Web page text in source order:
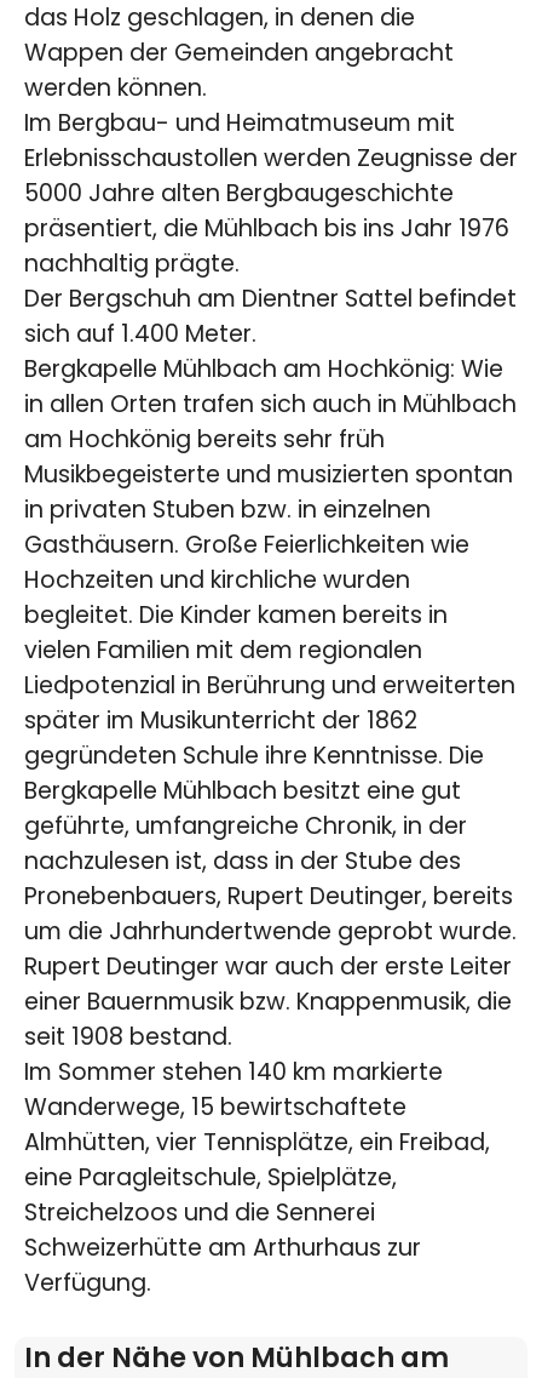
das Holz geschlagen, in denen die
Wappen der Gemeinden angebracht
werden können.
Im Bergbau- und Heimatmuseum mit
Erlebnisschaustollen werden Zeugnisse der
5000 Jahre alten Bergbaugeschichte
präsentiert, die Mühlbach bis ins Jahr 1976
nachhaltig prägte.
Der Bergschuh am Dientner Sattel befindet
sich auf 1.400 Meter.
Bergkapelle Mühlbach am Hochkönig: Wie
in allen Orten trafen sich auch in Mühlbach
am Hochkönig bereits sehr früh
Musikbegeisterte und musizierten spontan
in privaten Stuben bzw. in einzelnen
Gasthäusern. Große Feierlichkeiten wie
Hochzeiten und kirchliche wurden
begleitet. Die Kinder kamen bereits in
vielen Familien mit dem regionalen
Liedpotenzial in Berührung und erweiterten
später im Musikunterricht der 1862
gegründeten Schule ihre Kenntnisse. Die
Bergkapelle Mühlbach besitzt eine gut
geführte, umfangreiche Chronik, in der
nachzulesen ist, dass in der Stube des
Pronebenbauers, Rupert Deutinger, bereits
um die Jahrhundertwende geprobt wurde.
Rupert Deutinger war auch der erste Leiter
einer Bauernmusik bzw. Knappenmusik, die
seit 1908 bestand.
Im Sommer stehen 140 km markierte
Wanderwege, 15 bewirtschaftete
Almhütten, vier Tennisplätze, ein Freibad,
eine Paragleitschule, Spielplätze,
Streichelzoos und die Sennerei
Schweizerhütte am Arthurhaus zur
Verfügung.
In der Nähe von Mühlbach am